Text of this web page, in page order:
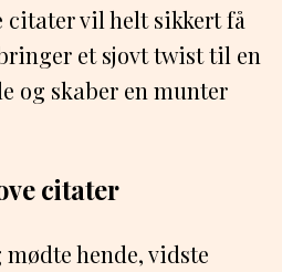
vil helt sikkert få
et sjovt twist til en
og skaber en munter
citater
hende, vidste